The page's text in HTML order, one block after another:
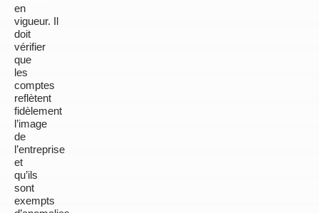
en
vigueur. Il
doit
vérifier
que
les
comptes
reflètent
fidèlement
l’image
de
l’entreprise
et
qu’ils
sont
exempts